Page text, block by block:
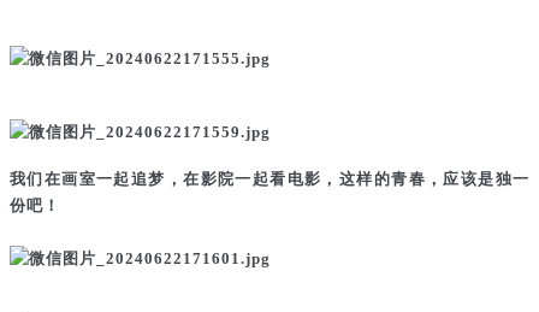
我们在画室一起追梦，在影院一起看电影，这样的青春，应该是独一
份吧！